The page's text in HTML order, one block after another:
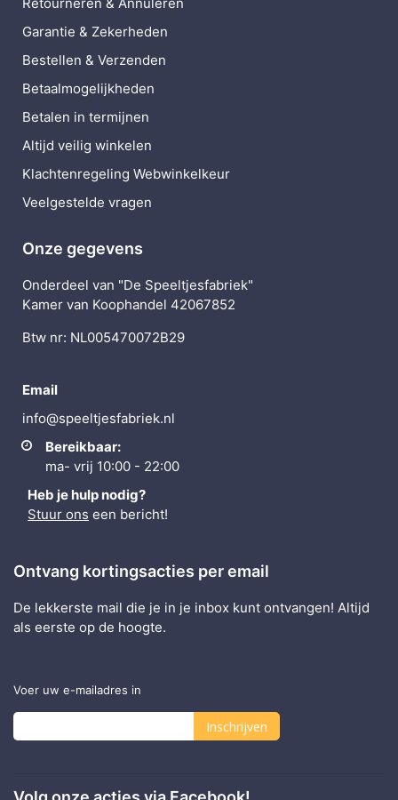
Garantie & Zekerheden
Bestellen & Verzenden
Betaalmogelijkheden
Betalen in termijnen
Altijd veilig winkelen
Klachtenregeling Webwinkelkeur
Veelgestelde vragen
Onze gegevens
Onderdeel van "De Speeltjesfabriek"
Kamer van Koophandel 42067852
Btw nr: NL005470072B29
Email
info@speeltjesfabriek.nl
Bereikbaar:
ma- vrij 10:00 - 22:00
Heb je hulp nodig?
Stuur ons een bericht!
Ontvang kortingsacties per email
De lekkerste mail die je in je inbox kunt ontvangen! Altijd
als eerste op de hoogte.
Voer uw e-mailadres in
Inschrijven